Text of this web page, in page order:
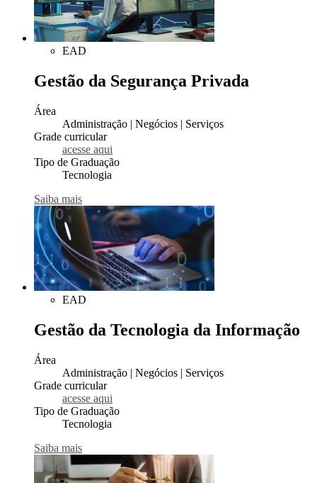
EAD
Gestão da Segurança Privada
Área
Administração | Negócios | Serviços
Grade curricular
acesse aqui
Tipo de Graduação
Tecnologia
Saiba mais
EAD
Gestão da Tecnologia da Informação
Área
Administração | Negócios | Serviços
Grade curricular
acesse aqui
Tipo de Graduação
Tecnologia
Saiba mais